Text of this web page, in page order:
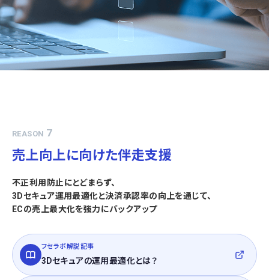
REASON 7
売上向上に向けた伴走支援
不正利用防止にとどまらず、
3Dセキュア運用最適化と決済承認率の向上を通じて、
ECの売上最大化を強力にバックアップ
フセラボ解説記事
3Dセキュアの運用最適化とは？